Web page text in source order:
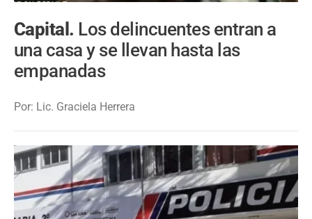
Capital. Los delincuentes entran a
una casa y se llevan hasta las
empanadas
Por: Lic. Graciela Herrera